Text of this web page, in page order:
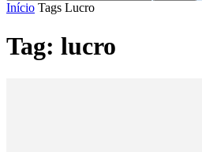
Início Tags Lucro
Tag: lucro